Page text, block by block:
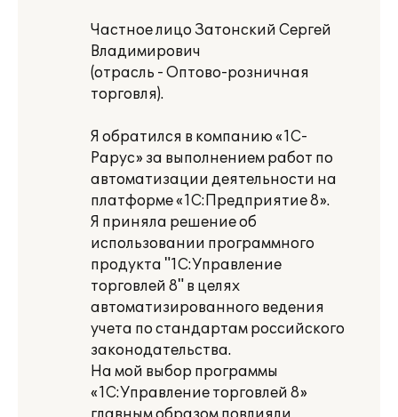
Частное лицо Затонский Сергей
Владимирович
(отрасль - Оптово-розничная
торговля).
Я обратился в компанию «1С-
Рарус» за выполнением работ по
автоматизации деятельности на
платформе «1С:Предприятие 8».
Я приняла решение об
использовании программного
продукта "1С:Управление
торговлей 8" в целях
автоматизированного ведения
учета по стандартам российского
законодательства.
На мой выбор программы
«1С:Управление торговлей 8»